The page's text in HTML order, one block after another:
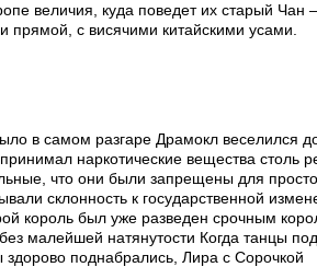
величия, куда поведет их старый Чан
прямой, с висячими китайскими усами.
в самом разгаре Драмокл веселился
наркотические вещества столь
что они были запрещены для
склонность к государственной
король был уже разведен срочным
малейшей натянутости Когда танцы
здорово поднабрались, Лира с Сорочкой